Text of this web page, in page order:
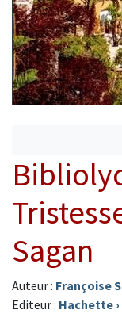
Sagan
Auteur : Françoise
Editeur : Hachette ›